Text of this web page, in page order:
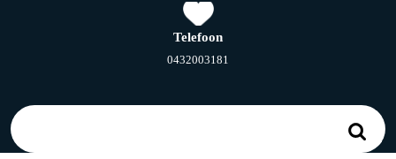
Telefoon
0432003181